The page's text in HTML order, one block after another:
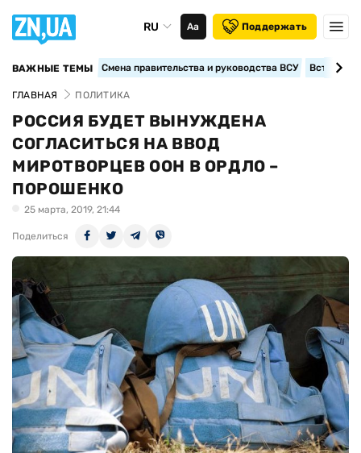
RU Аа Поддержать
ВАЖНЫЕ ТЕМЫ Смена правительства и руководства ВСУ
ГЛАВНАЯ ПОЛИТИКА
РОССИЯ БУДЕТ ВЫНУЖДЕНА
СОГЛАСИТЬСЯ НА ВВОД
МИРОТВОРЦЕВ ООН В ОРДЛО –
ПОРОШЕНКО
25 марта, 2019, 21:44
Поделиться